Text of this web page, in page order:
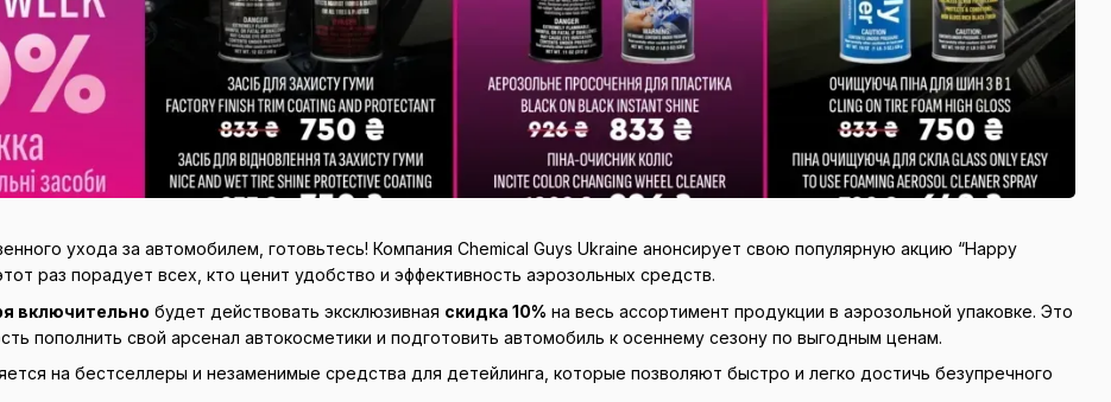
ухода за автомобилем, готовьтесь! Компания Chemical Guys Ukraine анонсирует свою популярную акцию “Happy
раз порадует всех, кто ценит удобство и эффективность аэрозольных средств.
включительно будет действовать эксклюзивная скидка 10% на весь ассортимент продукции в аэрозольной упаковке. Это
пополнить свой арсенал автокосметики и подготовить автомобиль к осеннему сезону по выгодным ценам.
на бестселлеры и незаменимые средства для детейлинга, которые позволяют быстро и легко достичь безупречного